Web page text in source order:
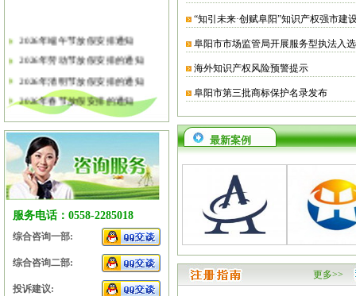
2026年端午节放假安排通知
2026年劳动节放假安排的通知
2026年清明节放假安排的通知
2026年春节放假安排的通知
2026年元旦放假安排的通知
2025年国庆节、中秋节放假安排
2025年端午节放假安排的通知
2025年劳动节放假安排的通知
2025年清明节放假安排的通知
2025年春节放假安排的通知
服务电话：0558-2285018
综合咨询一部:
综合咨询二部:
投诉建议:
“知引未来·创赋阜阳”知识产权强市建
阜阳市市场监管局开展服务型执法入
海外知识产权风险预警提示
阜阳市第三批商标保护名录发布
最新案例
更多>>